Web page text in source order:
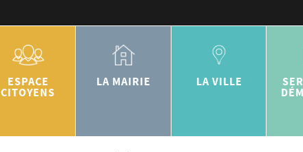
ESPACE
CITOYENS
LA MAIRIE LA VILLE